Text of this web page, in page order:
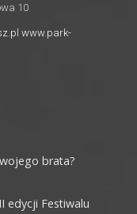
10
www.park-
brata?
edycji Festiwalu